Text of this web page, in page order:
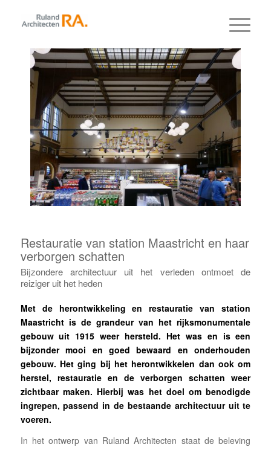
Restauratie van station Maastricht en haar
verborgen schatten
Bijzondere architectuur uit het verleden ontmoet de
reiziger uit het heden
Met de herontwikkeling en restauratie van station
Maastricht is de grandeur van het rijksmonumentale
gebouw uit 1915 weer hersteld. Het was en is een
bijzonder mooi en goed bewaard en onderhouden
gebouw. Het ging bij het herontwikkelen dan ook om
herstel, restauratie en de verborgen schatten weer
zichtbaar maken. Hierbij was het doel om benodigde
ingrepen, passend in de bestaande architectuur uit te
voeren.
In het ontwerp van Ruland Architecten staat de beleving